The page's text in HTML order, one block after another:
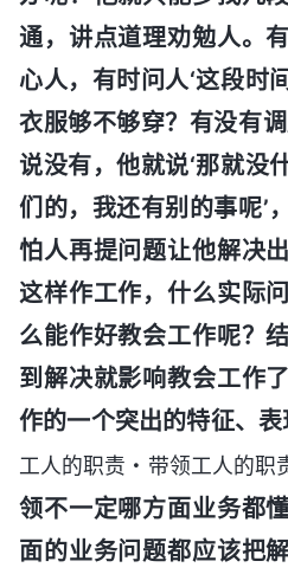
通，讲点道理劝勉人。
心人，有时问人‘这段时
衣服够不够穿？有没有
说没有，他就说‘那就没
们的，我还有别的事呢’
怕人再提问题让他解决
这样作工作，什么实际
么能作好教会工作呢？
到解决就影响教会工作
作的一个突出的特征、表
工人的职责・带领工人的职
领不一定哪方面业务都
面的业务问题都应该把